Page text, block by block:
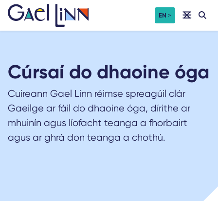
Léim
chuig
ábhar
EN
Cúrsaí do dhaoine óga
Cuireann Gael Linn réimse spreagúil clár
Gaeilge ar fáil do dhaoine óga, dírithe ar
mhuinín agus líofacht teanga a fhorbairt
agus ar ghrá don teanga a chothú.